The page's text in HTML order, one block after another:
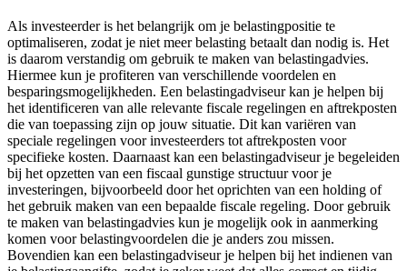
Als investeerder is het belangrijk om je belastingpositie te
optimaliseren, zodat je niet meer belasting betaalt dan nodig is. Het
is daarom verstandig om gebruik te maken van belastingadvies.
Hiermee kun je profiteren van verschillende voordelen en
besparingsmogelijkheden. Een belastingadviseur kan je helpen bij
het identificeren van alle relevante fiscale regelingen en aftrekposten
die van toepassing zijn op jouw situatie. Dit kan variëren van
speciale regelingen voor investeerders tot aftrekposten voor
specifieke kosten. Daarnaast kan een belastingadviseur je begeleiden
bij het opzetten van een fiscaal gunstige structuur voor je
investeringen, bijvoorbeeld door het oprichten van een holding of
het gebruik maken van een bepaalde fiscale regeling. Door gebruik
te maken van belastingadvies kun je mogelijk ook in aanmerking
komen voor belastingvoordelen die je anders zou missen.
Bovendien kan een belastingadviseur je helpen bij het indienen van